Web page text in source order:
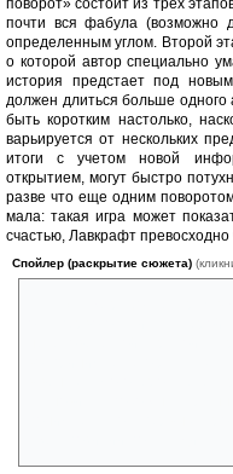
поворот» состоит из трех
почти вся фабула (возможно
определенным углом. Второй
о которой автор специально
история предстает под
должен длиться больше
быть коротким настолько,
варьируется от нескольких
итоги с учетом новой
открытием, могут быстро
разве что еще одним
мала: такая игра может
счастью, Лавкрафт превосходно
Спойлер (раскрытие сюжета)